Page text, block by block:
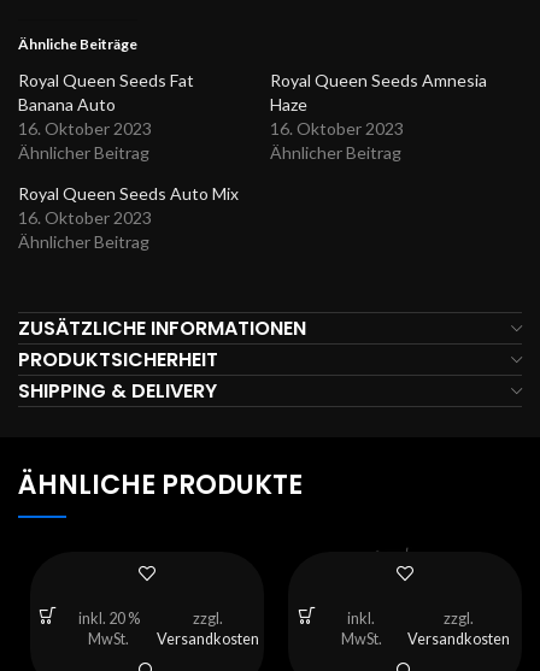
Ähnliche Beiträge
Royal Queen Seeds Fat
Banana Auto
16. Oktober 2023
Ähnlicher Beitrag
Royal Queen Seeds Amnesia
Haze
16. Oktober 2023
Ähnlicher Beitrag
Royal Queen Seeds Auto Mix
16. Oktober 2023
Ähnlicher Beitrag
ZUSÄTZLICHE INFORMATIONEN
PRODUKTSICHERHEIT
SHIPPING & DELIVERY
ÄHNLICHE PRODUKTE
inkl. 20 %
MwSt.
zzgl.
Versandkosten
inkl.
MwSt.
zzgl.
Versandkosten